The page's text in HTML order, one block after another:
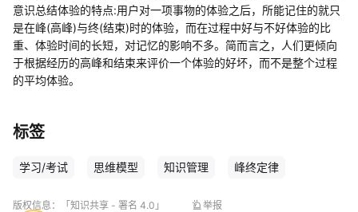
意识总结体验的特点:用户对一项事物的体验之后，所能记住的就只
是在峰(高峰)与终(结束)时的体验，而在过程中好与不好体验的比
重、体验时间的长短，对记忆的影响不多。简而言之，人们更倾向
于根据经历的高峰和结束来评价一个体验的好坏，而不是整个过程
的平均体验。
标签
学习/考试 思维模型 知识管理 峰终定律
版权信息： 「知识共享 - 署名 4.0」 举报